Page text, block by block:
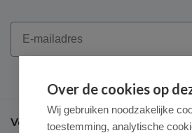
Email
Veel gestelde vragen
Over de cookies op
Wij gebruiken noodzakelijke
toestemming, analytische